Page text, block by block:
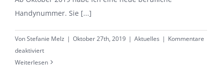
Handynummer. Sie [...]
VonStefanie Melz | Oktober 27th, 2019 | Aktuelles | Kommentare
deaktiviertfür
Neue
Weiterlesen